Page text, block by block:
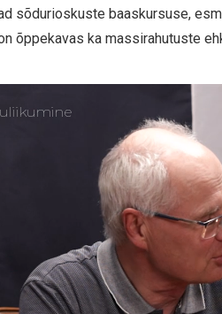
sõdurioskuste baaskursuse,
õppekavas ka massirahutuste